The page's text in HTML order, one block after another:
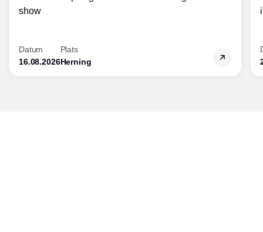
show
Datum
16.08.2026
Plats
Herning